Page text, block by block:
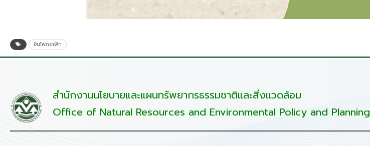
อินโฟกราฟิก
สำนักงานนโยบายและแผนทรัพยากรธรรมชาติและสิ่งแวดล้อม
Office of Natural Resources and Environmental Policy and Planning